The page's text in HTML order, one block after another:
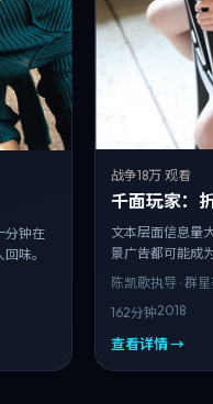
分钟在
味。
战争18万 观看
千面玩家：
文本层面信息量
景广告都可能成
的观众。
陈凯歌执导 · 群
162分钟2018
查看详情 →